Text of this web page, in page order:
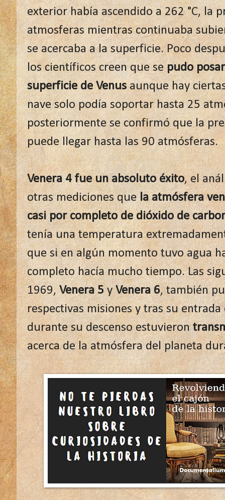
exterior había ascendido a 262 °C, la
atmosferas mientras continuaba
se acercaba a la superficie. Poco
los científicos creen que sepudo
superficie de Venusaunque hay
nave solo podía soportar hasta 25
posteriormente se confirmó que la
puede llegar hasta las 90 atmósferas.
Venera 4 fue un absoluto éxito, el
otras mediciones quela atmósfera
casi por completo de dióxido de
tenía una temperatura
que si en algún momento tuvo agua
completo hacía mucho tiempo. Las
1969,Venera 5yVenera 6, también
respectivas misiones y tras su
durante su descenso estuvieron
acerca de la atmósfera del planeta